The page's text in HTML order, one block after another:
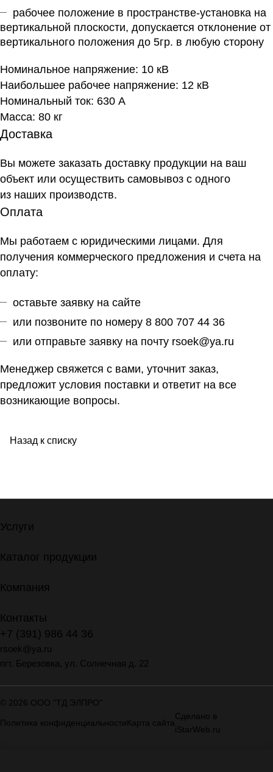
рабочее положение в пространстве-установка на
вертикальной плоскости, допускается отклонение от
вертикального положения до 5гр. в любую сторону
Номинальное напряжение: 10 кВ
Наибольшее рабочее напряжение: 12 кВ
Номинальный ток: 630 А
Масса: 80 кг
Доставка
Вы можете заказать доставку продукции на ваш
объект или осуществить самовывоз с одного
из наших производств.
Оплата
Мы работаем с юридическими лицами. Для
получения коммерческого предложения и счета на
оплату:
оставьте заявку на сайте
или позвоните по номеру 8 800 707 44 36
или отправьте заявку на почту rsoek@ya.ru
Менеджер свяжется с вами, уточнит заказ,
предложит условия поставки и ответит на все
возникающие вопросы.
Назад к списку
Услуги
Каталог продукции
Компания
Контакты
+7 (391) 986 44 36
rsoek@ya.ru
пгт. Березовка, ул. Солнечная д. 22
© 2026 ООО "ТД ЭЛПРО"
Политика конфиденциальности Карта сайта
Сделано в
iStarWeb.ru